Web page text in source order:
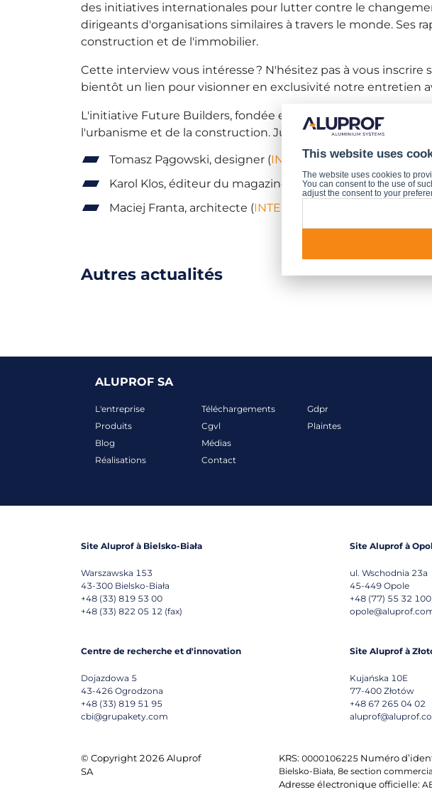
des initiatives internationales pour lutter contre le
dirigeants d'organisations similaires à travers le monde. Ses
construction et de l'immobilier.
Cette interview vous intéresse ? N'hésitez pas à vous inscrire
bientôt un lien pour visionner en exclusivité notre entretien
L'initiative Future Builders, fondée et soutenue par Aluprof,
l'urbanisme et de la construction. Jusqu'à présent, nous
Tomasz Pągowski, designer (INTERVIEW)
Karol Klos, éditeur du magazine
Forum Branżowe(
Maciej Franta, architecte (INTERVIEW
Autres actualités
ALUPROF SA
L'entreprise
Produits
Blog
Réalisations
Téléchargements
Cgvl
Médias
Contact
Gdpr
Plaintes
Site Aluprof à Bielsko-Biała
Warszawska 153
43-300 Bielsko-Biała
+48 (33) 819 53 00
+48 (33) 822 05 12 (fax)
Site Aluprof à
ul. Wschodnia 23a
45-449 Opole
+48 (77) 55 32 100
Centre de recherche et d'innovation
Dojazdowa 5
43-426 Ogrodzona
+48 (33) 819 51 95
cbi@grupakety.com
Site Aluprof à
Kujańska 10E
77-400 Złotów
+48 67 265 04 02
© Copyright 2026 Aluprof
SA
KRS: 0000106225 Numéro
Bielsko-Biała, 8e section
Adresse électronique officielle:
This website uses
The website uses cookies to
You can consent to the use of
adjust the consent to your